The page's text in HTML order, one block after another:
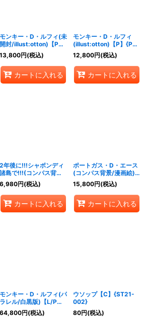
モンキー・D・ルフィ(未
開封/illust:otton)【P】
{P-080}
13,800円(税込)
カートに入れる
モンキー・D・ルフィ
(illust:otton)【P】{P-
080}
12,800円(税込)
カートに入れる
2年後に!!!シャボンディ
諸島で!!!(コンパス背景)
【UC】{OP01-030}
6,980円(税込)
カートに入れる
ポートガス・D・エース
(コンパス背景/漫画絵)
【SR】{OP02-013}
15,800円(税込)
カートに入れる
モンキー・D・ルフィ(パ
ラレル/白黒版)【L/P】
{ST21-001}
64,800円(税込)
ウソップ【C】{ST21-
002}
80円(税込)